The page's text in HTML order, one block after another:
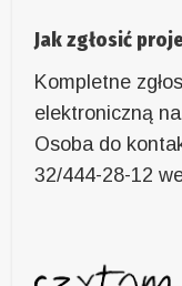
Jak zgłosić
Kompletne
elektroniczną
Osoba do
32/444-28-12